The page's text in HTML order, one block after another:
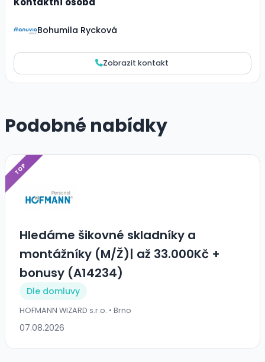
Bohumila Rycková
Zobrazit kontakt
Podobné nabídky
TOP
Hledáme šikovné skladníky a
montážníky (M/Ž)| až 33.000Kč +
bonusy (A14234)
Dle domluvy
HOFMANN WIZARD s.r.o. • Brno
07.08.2026